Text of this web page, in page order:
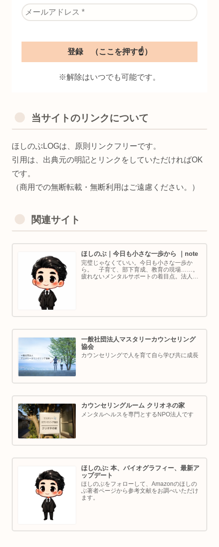
※解除はいつでも可能です。
当サイトのリンクについて
ほしのぶLOGは、原則リンクフリーです。
引用は、出典元の明記とリンクをしていただければOK
です。
（商用での無断転載・無断利用はご遠慮ください。）
関連サイト
ほしのぶ｜今日も小さな一歩から ｜note
完璧じゃなくていい。今日も小さな一歩か
ら。 子育て、部下育成、教育の現場……。
疲れないメンタルサポートの着目点。法人代
一般社団法人マスタリーカウンセリング
協会
カウンセリングで人を育て自ら学び共に成長
カウンセリングルーム クリオネの家
メンタルヘルスを専門とするNPO法人です
ほしのぶ: 本、バイオグラフィー、最新ア
ップデート
ほしのぶをフォローして、Amazonのほしの
ぶ著者ページから参考文献をお調べいただけ
ます。